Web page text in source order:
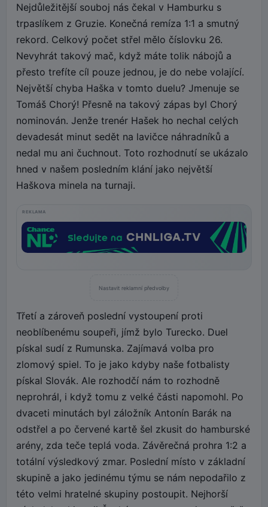
Nejdůležitější souboj nás čekal v Hamburku s
trpaslíkem z Gruzie. Konečná remíza 1:1 a smutný
rekord. Celkový počet střel mělo číslovku 26.
Nevyhrát takový mač, když máte tolik nábojů a
přesto trefíte cíl pouze jednou, je do nebe volající.
Největší chyba Haška v tomto duelu? Jmenuje se
Tomáš Chorý! Přesně na takový zápas byl Chorý
nominován. Jenže trenér Hašek ho nechal celých
devadesát minut sedět na lavičce náhradníků a
nedal mu ani čuchnout. Toto rozhodnutí se ukázalo
hned v našem posledním klání jako největší
Haškova minela na turnaji.
REKLAMA
Nastavit reklamní předvolby
Třetí a zároveň poslední vystoupení proti
neoblíbenému soupeři, jímž bylo Turecko. Duel
pískal sudí z Rumunska. Zajímavá volba pro
zlomový spiel. To je jako kdyby naše fotbalisty
pískal Slovák. Ale rozhodčí nám to rozhodně
neprohrál, i když tomu z velké části napomohl. Po
dvaceti minutách byl záložník Antonín Barák na
odstřel a po červené kartě šel zkusit do hamburské
arény, zda teče teplá voda. Závěrečná prohra 1:2 a
totální výsledkový zmar. Poslední místo v základní
skupině a jako jedinému týmu se nám nepodařilo z
této velmi hratelné skupiny postoupit. Nejhorší